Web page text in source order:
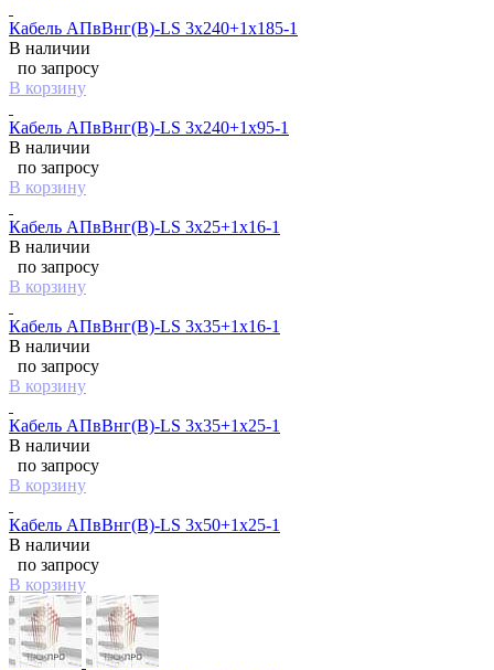
Кабель АПвВнг(B)-LS 3х240+1х185-1
В наличии
по запросу
В корзину
Кабель АПвВнг(B)-LS 3х240+1х95-1
В наличии
по запросу
В корзину
Кабель АПвВнг(B)-LS 3х25+1х16-1
В наличии
по запросу
В корзину
Кабель АПвВнг(B)-LS 3х35+1х16-1
В наличии
по запросу
В корзину
Кабель АПвВнг(B)-LS 3х35+1х25-1
В наличии
по запросу
В корзину
Кабель АПвВнг(B)-LS 3х50+1х25-1
В наличии
по запросу
В корзину